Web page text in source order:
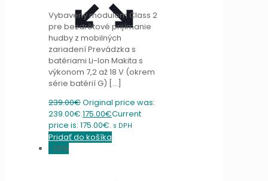
Vybavený modulom Class 2
pre bezdrôtové prijímanie
hudby z mobilných
zariadení Prevádzka s
batériami Li-Ion Makita s
výkonom 7,2 až 18 V (okrem
série batérií G) […]
239.00€Original price was:
239.00€.175.00€Current
price is: 175.00€. s DPH
Pridať do košíka
-26%